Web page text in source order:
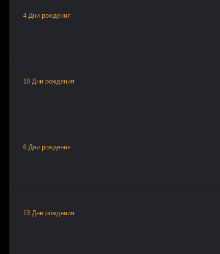
4 Дни рождения
10 Дни рождения
6 Дни рождения
13 Дни рождения